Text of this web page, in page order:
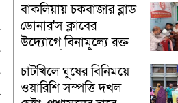
বাকলিয়ায় চকবাজার ব্লাড
ডোনার'স ক্লাবের
উদ্যোগে বিনামূল্যে রক্ত
গ্রুপ নির্ণয়
চাটখিলে ঘুষের বিনিময়ে
ওয়ারিশি সম্পত্তি দখল